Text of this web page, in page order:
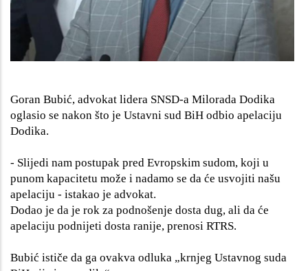
Goran Bubić, advokat lidera SNSD-a Milorada Dodika
oglasio se nakon što je Ustavni sud BiH odbio apelaciju
Dodika.
- Slijedi nam postupak pred Evropskim sudom, koji u
punom kapacitetu može i nadamo se da će usvojiti našu
apelaciju - istakao je advokat.
Dodao je da je rok za podnošenje dosta dug, ali da će
apelaciju podnijeti dosta ranije, prenosi RTRS.
Bubić ističe da ga ovakva odluka „krnjeg Ustavnog suda